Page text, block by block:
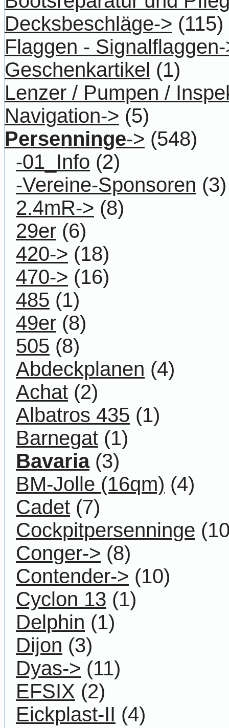
Decksbeschläge-> (115)
Flaggen -
Geschenkartikel (1)
Lenzer / Pumpen /
Navigation-> (5)
Persenninge-> (548)
-01_Info (2)
-Vereine-Sponsoren (3)
2.4mR-> (8)
29er (6)
420-> (18)
470-> (16)
485 (1)
49er (8)
505 (8)
Abdeckplanen (4)
Achat (2)
Albatros 435 (1)
Barnegat (1)
Bavaria(3)
BM-Jolle (16qm) (4)
Cadet (7)
Cockpitpersenninge
Conger-> (8)
Contender-> (10)
Cyclon 13 (1)
Delphin (1)
Dijon (3)
Dyas-> (11)
EFSIX (2)
Eickplast-II (4)